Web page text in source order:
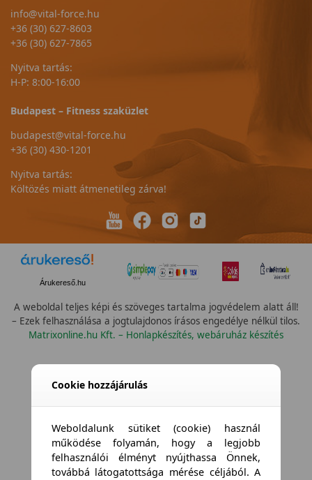
info@vital-force.hu
+36 (30) 627-8603
+36 (30) 627-7865
Nyitva tartás:
H-P: 8:00-16:00
Budapest – Fitness szaküzlet
budapest@vital-force.hu
+36 (30) 430-1201
Nyitva tartás:
Költözés miatt átmenetileg zárva!
Árukereső.hu
A weboldal teljes képi és szöveges tartalma jogvédelem alatt áll!
– Ezek felhasználása a jogtulajdonos írásos engedélye nélkül tilos.
Matrixonline.hu Kft. – Honlapkészítés, webáruház készítés
Cookie hozzájárulás
Weboldalunk sütiket (cookie) használ
működése folyamán, hogy a legjobb
felhasználói élményt nyújthassa Önnek,
továbbá látogatottsága mérése céljából. A